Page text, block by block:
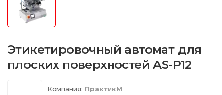
Этикетировочный автомат для
плоских поверхностей AS-P12
Компания: ПрактикМ